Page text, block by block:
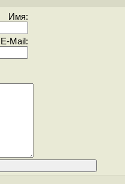
Имя:
E-Mail: